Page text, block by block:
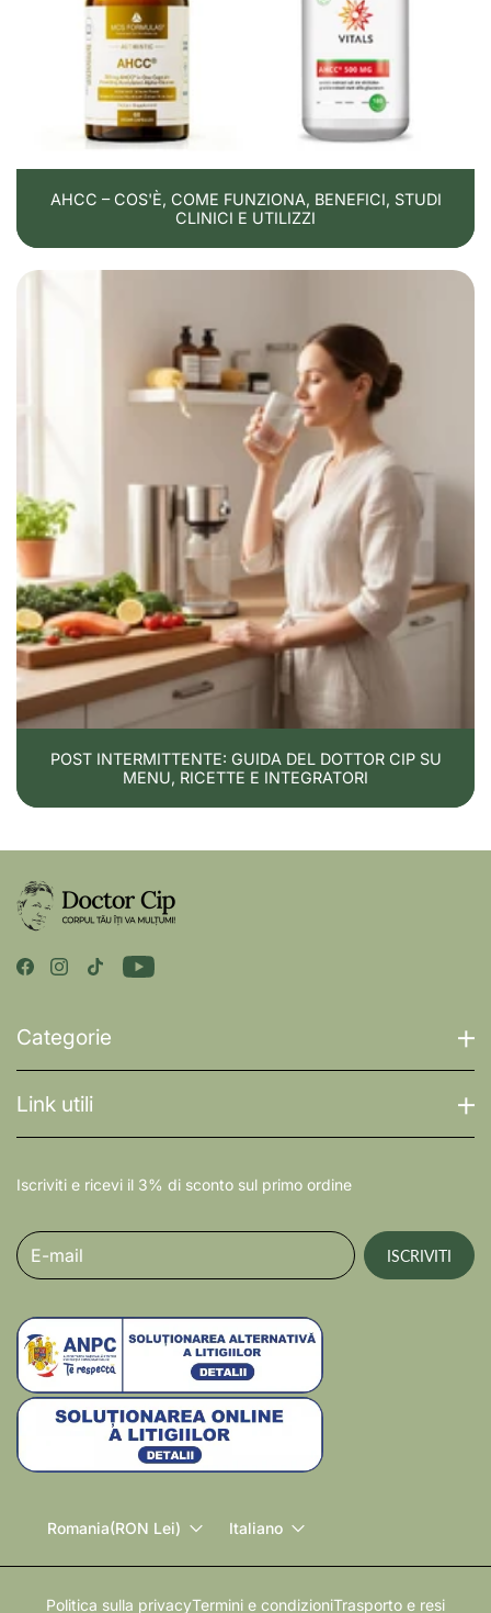
AHCC – COS'È, COME FUNZIONA, BENEFICI, STUDI
CLINICI E UTILIZZI
POST INTERMITTENTE: GUIDA DEL DOTTOR CIP SU
MENU, RICETTE E INTEGRATORI
Categorie
Link utili
Iscriviti e ricevi il 3% di sconto sul primo ordine
E-mail
ISCRIVITI
Romania (RON Lei) Italiano
Politica sulla privacyTermini e condizioniTrasporto e resi